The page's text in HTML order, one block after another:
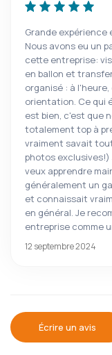
Grande expérience
Nous avons eu un
cette entreprise:
en ballon et
organisé : à
orientation. Ce qui
est bien, c'est que
totalement top à
vraiment savait
photos exclusives!)
veux apprendre
généralement un
et connaissait
en général. Je
entreprise comme
12 septembre 2024
Écrire un avis